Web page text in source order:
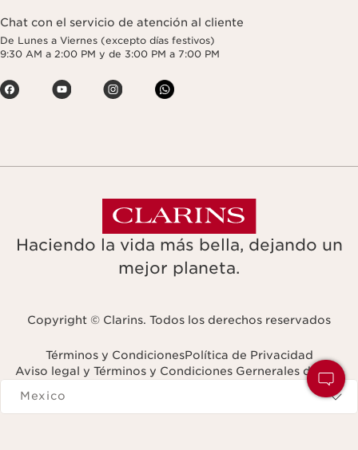
Chat con el servicio de atención al cliente
De Lunes a Viernes (excepto días festivos)
9:30 AM a 2:00 PM y de 3:00 PM a 7:00 PM
Haciendo la vida más bella, dejando un
mejor planeta.
Copyright © Clarins. Todos los derechos reservados
Términos y CondicionesPolítica de Privacidad
Aviso legal y Términos y Condiciones Gernerales de Uso
Navigates to
Mexico